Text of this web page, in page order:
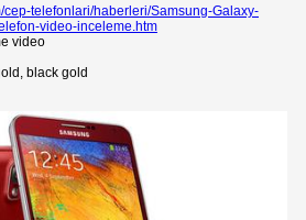
cep-telefonlari/haberleri/Samsung-Galaxy-
video-inceleme.htm
video
black gold